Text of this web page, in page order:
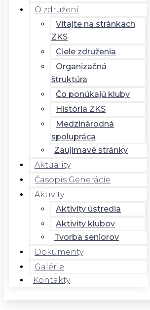
O združení
Vitajte na stránkach
ZKS
Ciele združenia
Organizačná
štruktúra
Čo ponúkajú kluby
História ZKS
Medzinárodná
spolupráca
Zaujímavé stránky
Aktuality
Časopis Generácie
Aktivity
Aktivity ústredia
Aktivity klubov
Tvorba seniorov
Dokumenty
Galérie
Kontakty